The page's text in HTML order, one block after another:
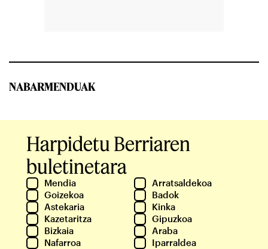
NABARMENDUAK
Harpidetu Berriaren
buletinetara
Mendia
Arratsaldekoa
Goizekoa
Badok
Astekaria
Kinka
Kazetaritza
Gipuzkoa
Bizkaia
Araba
Nafarroa
Iparraldea